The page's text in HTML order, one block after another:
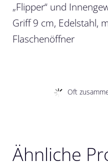
„Flipper“ und
Griff 9 cm, Edelstahl,
Flaschenöffner
Oft
Ähnliche